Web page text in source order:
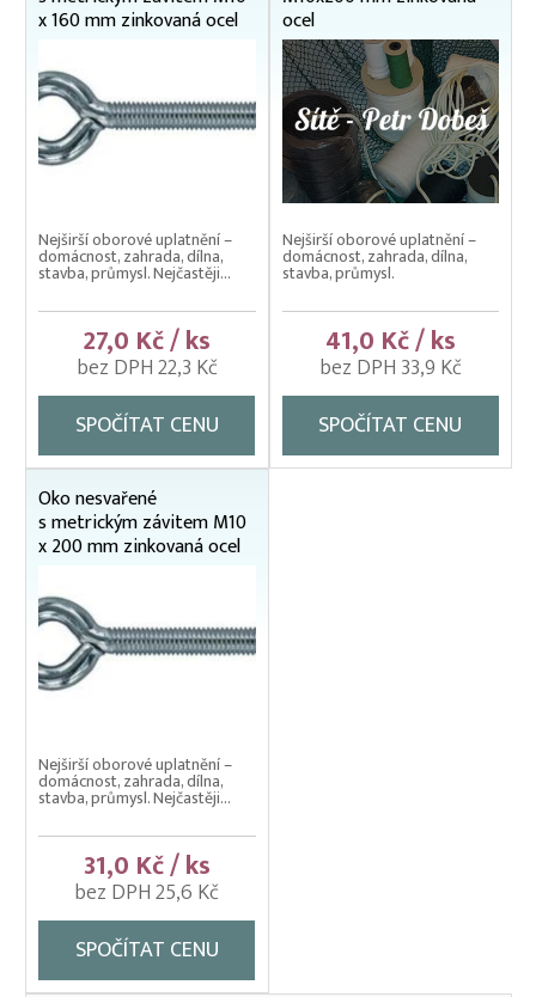
x 160 mm zinkovaná ocel
Nejširší oborové uplatnění –
domácnost, zahrada, dílna,
stavba, průmysl. Nejčastěji...
27,0 Kč / ks
bez DPH 22,3 Kč
SPOČÍTAT CENU
ocel
Nejširší oborové uplatnění –
domácnost, zahrada, dílna,
stavba, průmysl.
41,0 Kč / ks
bez DPH 33,9 Kč
SPOČÍTAT CENU
Oko nesvařené
s metrickým závitem M10
x 200 mm zinkovaná ocel
Nejširší oborové uplatnění –
domácnost, zahrada, dílna,
stavba, průmysl. Nejčastěji...
31,0 Kč / ks
bez DPH 25,6 Kč
SPOČÍTAT CENU